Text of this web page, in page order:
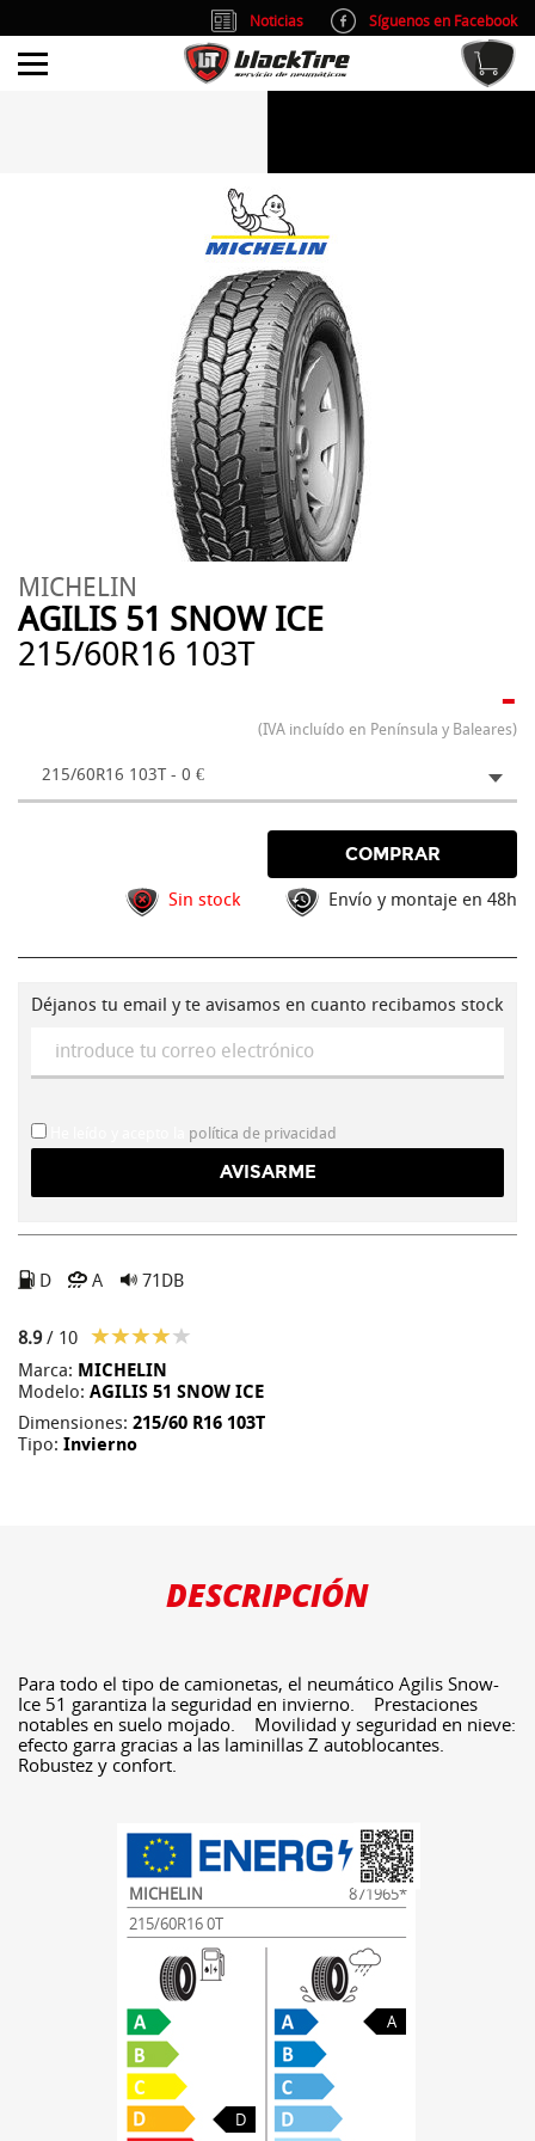
MICHELIN
AGILIS 51 SNOW ICE
215/60R16 103T
-
(IVA incluído en Península y Baleares)
215/60R16 103T - 0 €
COMPRAR
Sin stock Envío y montaje en 48h
Déjanos tu email y te avisamos en cuanto recibamos stock
política de privacidad
D A 71DB
8.9/ 10
Marca: MICHELIN
Modelo: AGILIS 51 SNOW ICE
Dimensiones: 215/60 R16 103T
Tipo: Invierno
DESCRIPCIÓN
Para todo el tipo de camionetas, el neumático Agilis Snow-
Ice 51 garantiza la seguridad en invierno. Prestaciones
notables en suelo mojado. Movilidad y seguridad en nieve:
efecto garra gracias a las laminillas Z autoblocantes.
Robustez y confort.
MICHELIN
871965*
215/60R16 0T
D
A
Noticias
Síguenos en Facebook
info@blacktire.es
Atención al cliente: L/V 9:00-14:00 y 15:00-19:00